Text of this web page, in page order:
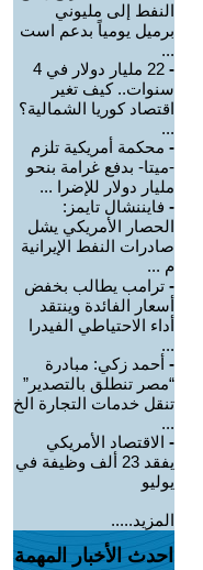
النفط إلى مليوني
برميل يومياً بدعم است
...
-
22 مليار دولار في 4
سنوات.. كيف تغير
اقتصاد كوريا الشمالية؟
...
- محكمة أمريكية تلزم
-ميتا- بدفع غرامة بنحو
مليار دولار للإضرا ...
- فايننشال تايمز:
الحصار الأمريكي يشل
صادرات النفط الإيرانية
م ...
- ترامب يطالب بخفض
أسعار الفائدة وينتقد
أداء الاحتياطي الفيدرا
...
- أحمد زكي: مبادرة
“مصر تنطلق بالتصدير”
تنقل خدمات التجارة الخ
...
- الاقتصاد الأمريكي
يفقد 23 ألف وظيفة في
يوليو
المزيد.....
احدث الأخبار المهمة